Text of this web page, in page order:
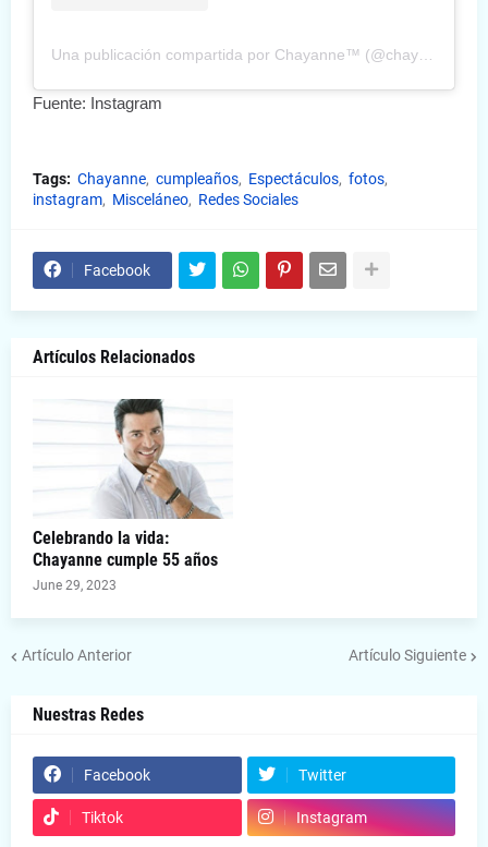
Fuente: Instagram
Tags: Chayanne cumpleaños Espectáculos fotos
instagram
Misceláneo Redes Sociales
Facebook
Artículos Relacionados
Celebrando la vida:
Chayanne cumple 55 años
June 29, 2023
Artículo Anterior Artículo Siguiente
Nuestras Redes
Facebook Twitter
Tiktok Instagram